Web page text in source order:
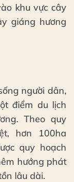
khu vực cây
giáng hương
người dân,
điểm du lịch
Theo quy
hơn 100ha
quy hoạch
hướng phát
lâu dài.